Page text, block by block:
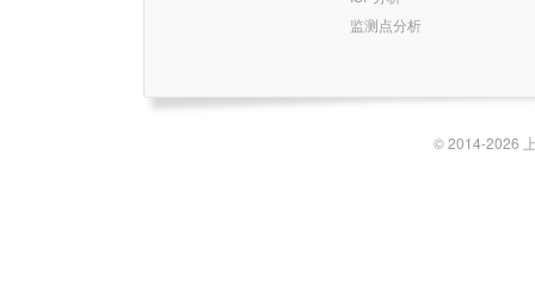
监测点分析
© 2014-2026